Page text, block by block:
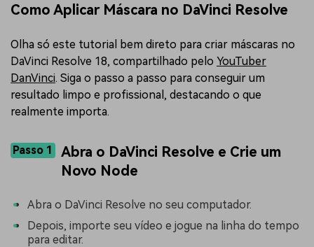
Como Aplicar Máscara no DaVinci Resolve
Olha só este tutorial bem direto para criar máscaras no
DaVinci Resolve 18, compartilhado pelo YouTuber
DanVinci. Siga o passo a passo para conseguir um
resultado limpo e profissional, destacando o que
realmente importa.
Passo 1
Abra o DaVinci Resolve e Crie um
Novo Node
Abra o DaVinci Resolve no seu computador.
Depois, importe seu vídeo e jogue na linha do tempo
para editar.